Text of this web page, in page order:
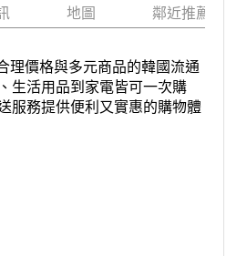
地圖 鄰近推薦景點
理價格與多元商品的韓國流通
生活用品到家電皆可一次購
服務提供便利又實惠的購物體